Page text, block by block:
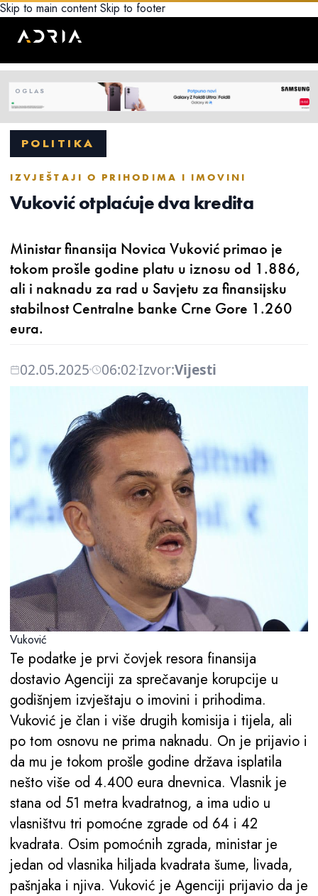
Skip to main content Skip to footer
POLITIKA
IZVJEŠTAJI O PRIHODIMA I IMOVINI
Vuković otplaćuje dva kredita
Ministar finansija Novica Vuković primao je
tokom prošle godine platu u iznosu od 1.886,
ali i naknadu za rad u Savjetu za finansijsku
stabilnost Centralne banke Crne Gore 1.260
eura.
02.05.2025 06:02Izvor:Vijesti
Vuković
Te podatke je prvi čovjek resora finansija
dostavio Agenciji za sprečavanje korupcije u
godišnjem izvještaju o imovini i prihodima.
Vuković je član i više drugih komisija i tijela, ali
po tom osnovu ne prima naknadu. On je prijavio i
da mu je tokom prošle godine država isplatila
nešto više od 4.400 eura dnevnica. Vlasnik je
stana od 51 metra kvadratnog, a ima udio u
vlasništvu tri pomoćne zgrade od 64 i 42
kvadrata. Osim pomoćnih zgrada, ministar je
jedan od vlasnika hiljada kvadrata šume, livada,
pašnjaka i njiva. Vuković je Agenciji prijavio da je